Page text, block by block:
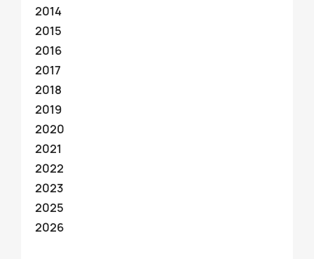
2014
2015
2016
2017
2018
2019
2020
2021
2022
2023
2025
2026